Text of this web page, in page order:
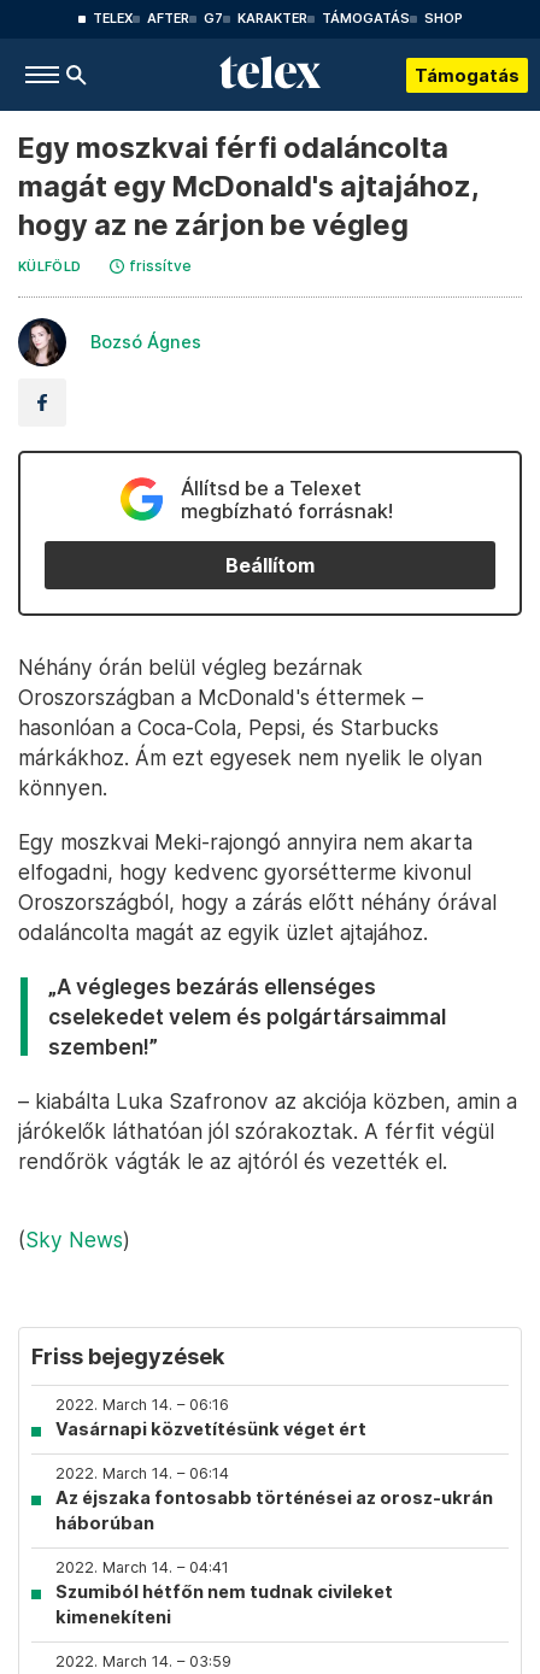
TELEX AFTER G7 KARAKTER TÁMOGATÁS SHOP
Támogatás
Egy moszkvai férfi odaláncolta
magát egy McDonald's ajtajához,
hogy az ne zárjon be végleg
KÜLFÖLD frissítve
Bozsó Ágnes
Állítsd be a Telexet
megbízható forrásnak!
Beállítom
Néhány órán belül végleg bezárnak
Oroszországban a McDonald's éttermek –
hasonlóan a Coca-Cola, Pepsi, és Starbucks
márkákhoz. Ám ezt egyesek nem nyelik le olyan
könnyen.
Egy moszkvai Meki-rajongó annyira nem akarta
elfogadni, hogy kedvenc gyorsétterme kivonul
Oroszországból, hogy a zárás előtt néhány órával
odaláncolta magát az egyik üzlet ajtajához.
„A végleges bezárás ellenséges
cselekedet velem és polgártársaimmal
szemben!”
– kiabálta Luka Szafronov az akciója közben, amin a
járókelők láthatóan jól szórakoztak. A férfit végül
rendőrök vágták le az ajtóról és vezették el.
(Sky News)
Friss bejegyzések
2022. March 14. – 06:16
Vasárnapi közvetítésünk véget ért
2022. March 14. – 06:14
Az éjszaka fontosabb történései az orosz-ukrán
háborúban
2022. March 14. – 04:41
Szumiból hétfőn nem tudnak civileket
kimenekíteni
2022. March 14. – 03:59